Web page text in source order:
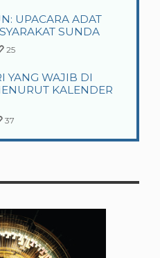
UPACARA ADAT
SUNDA
25
YANG WAJIB DI
KALENDER
37